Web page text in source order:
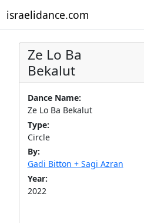
israelidance.com
Ze Lo Ba
Bekalut
Dance Name:
Ze Lo Ba Bekalut
Type:
Circle
By:
Gadi Bitton + Sagi Azran
Year:
2022